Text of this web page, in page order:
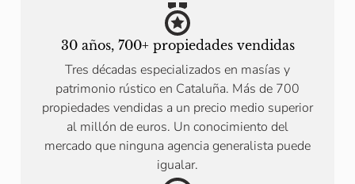
30 años, 700+ propiedades vendidas
Tres décadas especializados en masías y
patrimonio rústico en Cataluña. Más de 700
propiedades vendidas a un precio medio superior
al millón de euros. Un conocimiento del
mercado que ninguna agencia generalista puede
igualar.